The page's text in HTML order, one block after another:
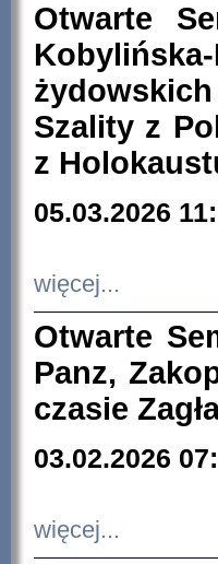
Otwarte
Szality z
z
05.03.2026
więcej...
Otwarte
Panz,
czasie
03.02.2026
więcej...